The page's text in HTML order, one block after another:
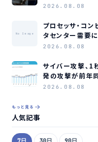
2026.08.08
No Image
プロセッサ・コン
タセンター需要
模へ成長か
2026.08.08
サイバー攻撃、
発の攻撃が前年
2026.08.08
もっと見る
人気記事